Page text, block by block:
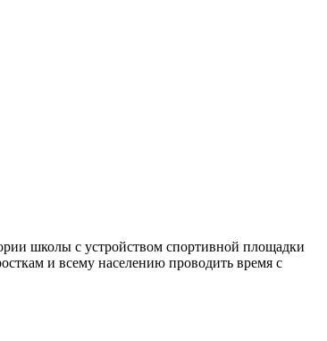
школы с устройством спортивной площадки
и всему населению проводить время с